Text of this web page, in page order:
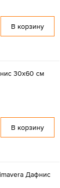
В корзину
30x60 см
В корзину
Дафнис